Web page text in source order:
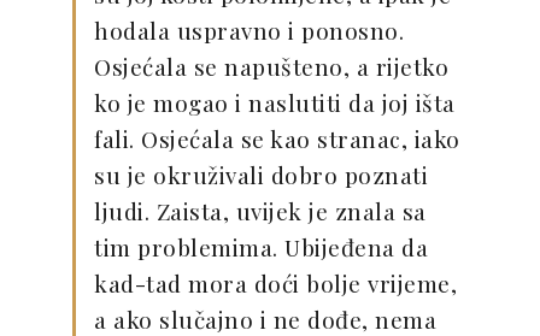
hodala uspravno i ponosno.
Osjećala se napušteno, a rijetko
ko je mogao i naslutiti da joj išta
fali. Osjećala se kao stranac, iako
su je okruživali dobro poznati
ljudi. Zaista, uvijek je znala sa
tim problemima. Ubijeđena da
kad-tad mora doći bolje vrijeme,
a ako slučajno i ne dođe, nema